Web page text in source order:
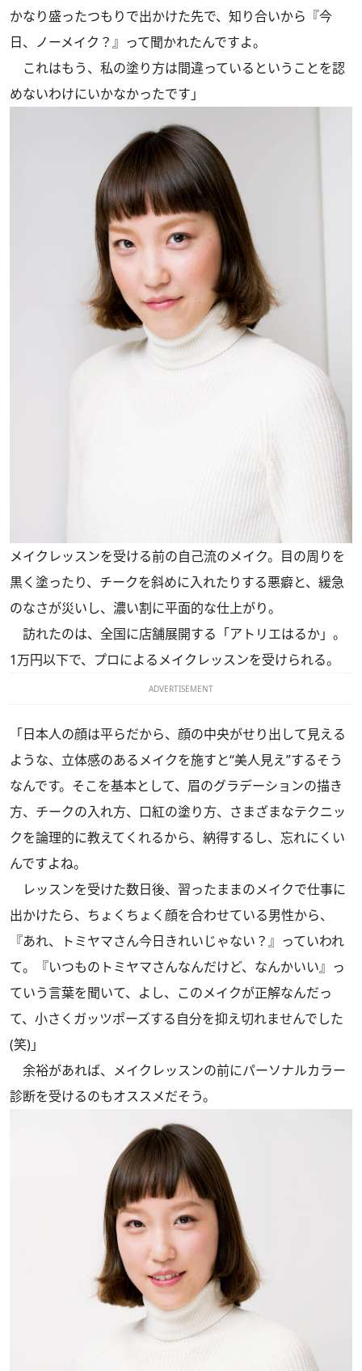
かなり盛ったつもりで出かけた先で、知り合いから『今
日、ノーメイク？』って聞かれたんですよ。
これはもう、私の塗り方は間違っているということを認
めないわけにいかなかったです」
メイクレッスンを受ける前の自己流のメイク。目の周りを
黒く塗ったり、チークを斜めに入れたりする悪癖と、緩急
のなさが災いし、濃い割に平面的な仕上がり。
訪れたのは、全国に店舗展開する「アトリエはるか」。
1万円以下で、プロによるメイクレッスンを受けられる。
ADVERTISEMENT
「日本人の顔は平らだから、顔の中央がせり出して見える
ような、立体感のあるメイクを施すと“美人見え”するそう
なんです。そこを基本として、眉のグラデーションの描き
方、チークの入れ方、口紅の塗り方、さまざまなテクニッ
クを論理的に教えてくれるから、納得するし、忘れにくい
んですよね。
レッスンを受けた数日後、習ったままのメイクで仕事に
出かけたら、ちょくちょく顔を合わせている男性から、
『あれ、トミヤマさん今日きれいじゃない？』っていわれ
て。『いつものトミヤマさんなんだけど、なんかいい』っ
ていう言葉を聞いて、よし、このメイクが正解なんだっ
て、小さくガッツポーズする自分を抑え切れませんでした
(笑)」
余裕があれば、メイクレッスンの前にパーソナルカラー
診断を受けるのもオススメだそう。